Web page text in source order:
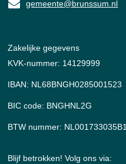
gemeente@brunssum.nl
Zakelijke gegevens
KVK-nummer: 14129999
IBAN: NL68BNGH0285001523
BIC code: BNGHNL2G
BTW nummer:
Blijf betrokken! Volg ons via: